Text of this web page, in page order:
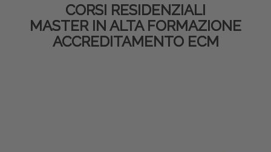
CORSI RESIDENZIALI
MASTER IN ALTA FORMAZIONE
ACCREDITAMENTO ECM